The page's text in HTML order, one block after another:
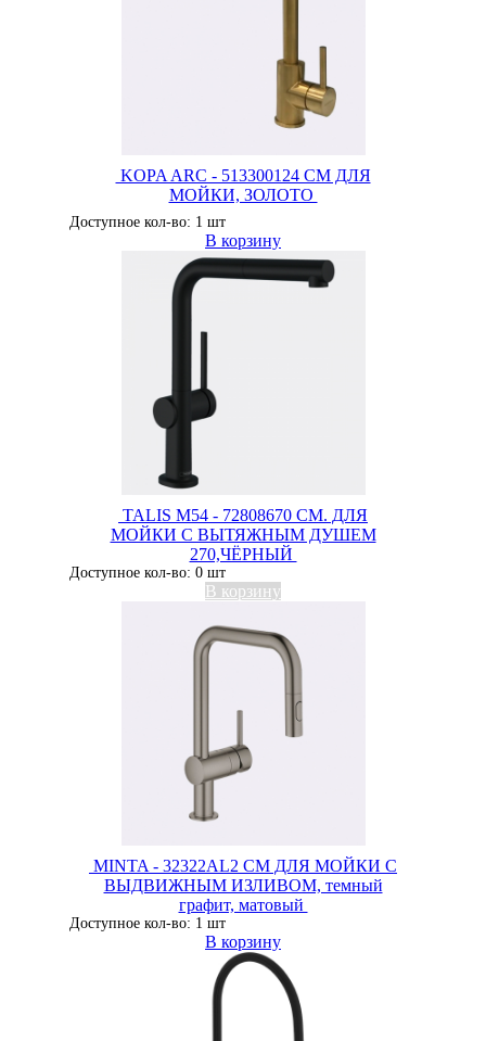
KOPA ARC - 513300124 СМ ДЛЯ
МОЙКИ, ЗОЛОТО
Доступное кол-во: 1 шт
В корзину
TALIS M54 - 72808670 СМ. ДЛЯ
МОЙКИ С ВЫТЯЖНЫМ ДУШЕМ
270,ЧЁРНЫЙ
Доступное кол-во: 0 шт
В корзину
MINTA - 32322AL2 СМ ДЛЯ МОЙКИ С
ВЫДВИЖНЫМ ИЗЛИВОМ, темный
графит, матовый
Доступное кол-во: 1 шт
В корзину